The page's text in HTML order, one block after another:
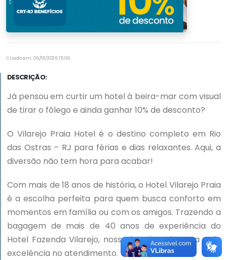
Criado em: 06/01/2026 15:06
DESCRIÇÃO:
Já pensou em curtir um hotel à beira-mar com visual
de tirar o fôlego e ainda ganhar 10% de desconto?
O Vilarejo Praia Hotel é o destino completo em Rio
das Ostras – RJ para férias e dias relaxantes. Aqui, a
diversão não tem hora para acabar!
Com mais de 18 anos de história, o Hotel Vilarejo Praia
é a escolha perfeita para quem busca conforto em
momentos em família ou com os amigos. Trazendo a
bagagem de mais de 40 anos de experiência do
Hotel Fazenda Vilarejo, nosso hotel se destaca pela
excelência no atendimento.